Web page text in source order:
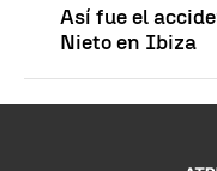
Así fue el
Nieto en Ibiza